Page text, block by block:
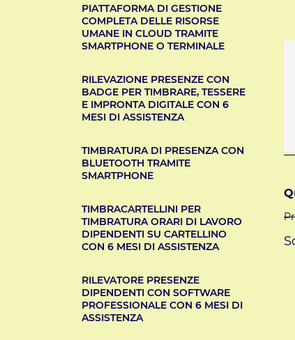
PIATTAFORMA DI GESTIONE
COMPLETA DELLE RISORSE
UMANE IN CLOUD TRAMITE
SMARTPHONE O TERMINALE
RILEVAZIONE PRESENZE CON
BADGE PER TIMBRARE, TESSERE
E IMPRONTA DIGITALE CON 6
MESI DI ASSISTENZA
TIMBRATURA DI PRESENZA CON
BLUETOOTH TRAMITE
SMARTPHONE
TIMBRACARTELLINI PER
TIMBRATURA ORARI DI LAVORO
DIPENDENTI SU CARTELLINO
CON 6 MESI DI ASSISTENZA
RILEVATORE PRESENZE
DIPENDENTI CON SOFTWARE
PROFESSIONALE CON 6 MESI DI
ASSISTENZA